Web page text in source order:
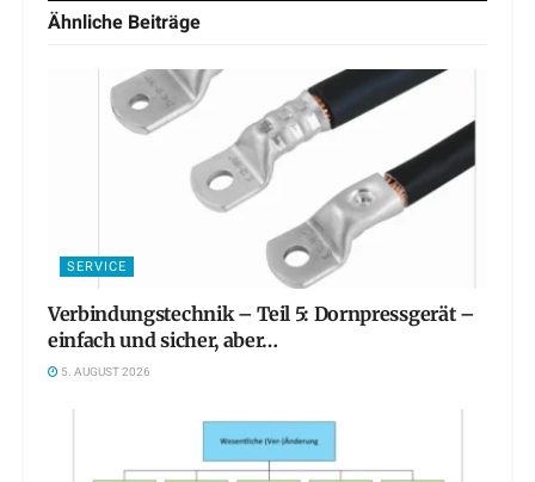
Ähnliche Beiträge
SERVICE
Verbindungstechnik – Teil 5: Dornpressgerät –
einfach und sicher, aber…
5. AUGUST 2026